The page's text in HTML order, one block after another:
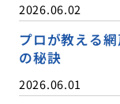
2026.06.02
プロが教える
の秘訣
2026.06.01